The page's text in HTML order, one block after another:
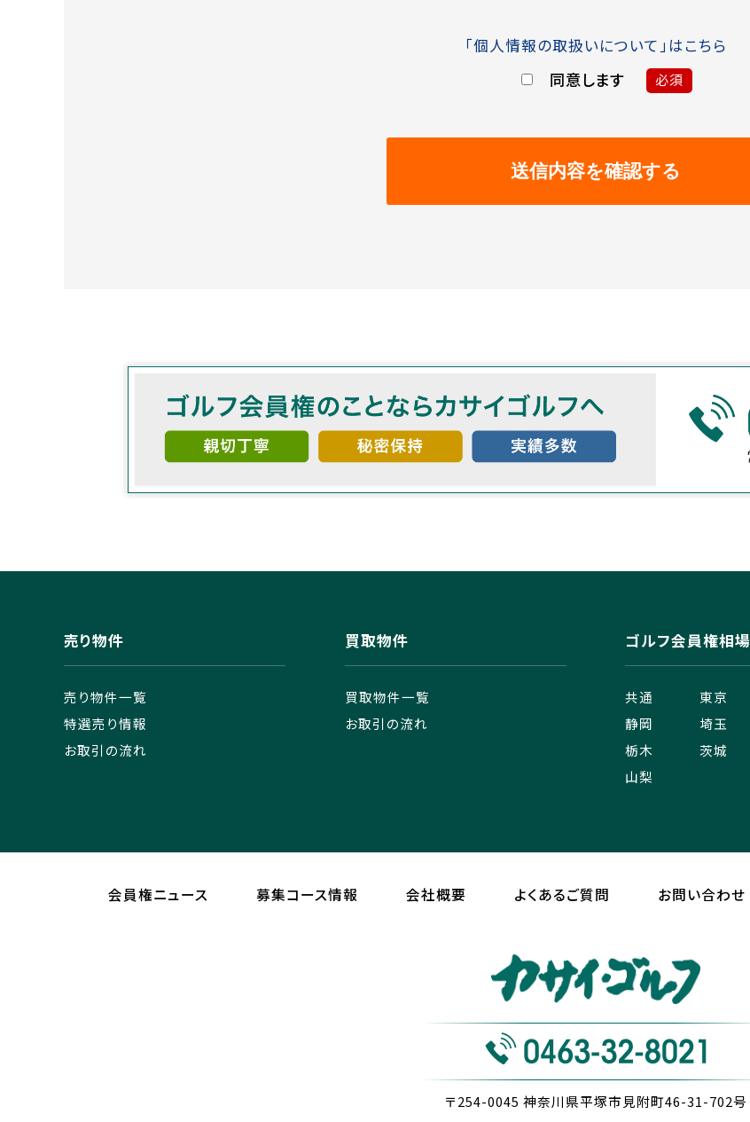
「個人情報の取扱いについて」はこちら
同意します 必須
売り物件
売り物件一覧
特選売り情報
お取引の流れ
買取物件
買取物件一覧
お取引の流れ
ゴルフ会員権相場
共通 東京
静岡
埼玉
栃木
茨城
山梨
会員権ニュース 募集コース情報 会社概要 よくあるご質問 お問い合わせ
〒254-0045 神奈川県平塚市見附町46-31-702号